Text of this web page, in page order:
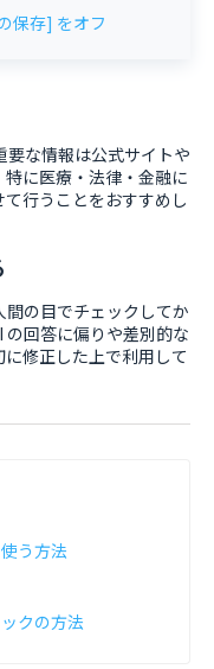
保存] をオフ
な情報は公式サイトや
に医療・法律・金融に
行うことをおすすめし
の目でチェックしてか
の回答に偏りや差別的な
修正した上で利用して
う方法
クの方法